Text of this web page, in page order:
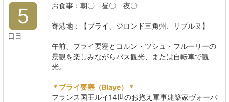
5
日目
お食事：朝〇 昼〇 夜〇
寄港地：【ブライ、ジロンド三角州、リブルヌ】
午前、ブライ要塞とコルン・ツシュ・フルーリーの
景観を楽しみながらバス観光、または自転車で観
光。
＊ブライ要塞（Blaye）＊
フランス国王ルイ14世のお抱え軍事建築家ヴォーバ